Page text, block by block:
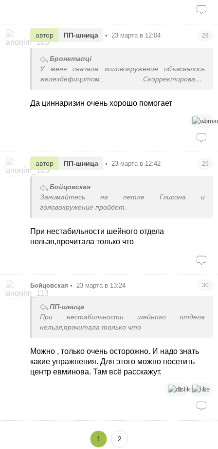
автор ПП-шница • 23 марта в 12:04 28
Бронетапці
У меня сначала головокружение объяснялось
желездефицитом. Скорректировали,
Повторный прием железа не помог. Невролог
Пила несколько месяцев, пока не почувствовала
аналоги пробовать, он усилен пирцетамом. Мне
хватило простого циннаризина.
Да циннаризин очень хорошо помогает
1
автор ПП-шница • 23 марта в 12:42 29
Бойцовская
Занимайтесь на петле Глисона и
головокружение пройдет.
При нестабильности шейного отдела
нельзя,прочитала только что
Бойцовская • 23 марта в 13:24 30
ПП-шница
При нестабильности шейного отдела
нельзя,прочитала только что
Можно , только очень осторожно. И надо знать
какие упражнения. Для этого можно посетить
центр евминова. Там всё расскажут.
1 1
1 2